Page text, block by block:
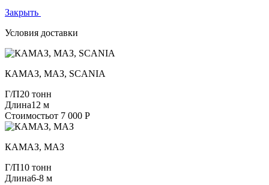
Закрыть
Условия доставки
КАМАЗ, МАЗ, SCANIA
Г/П20 тонн
Длина12 м
Стоимостьот 7 000 Р
КАМАЗ, МАЗ
Г/П10 тонн
Длина6-8 м